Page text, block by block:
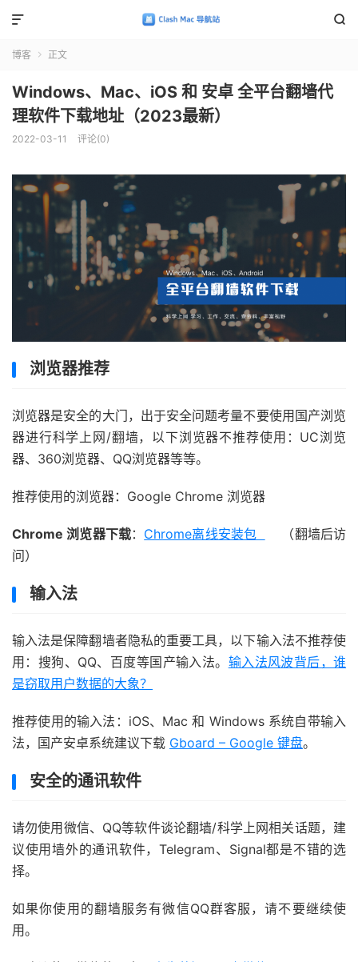


博客  正文
Windows、Mac、iOS 和 安卓 全平台翻墙代
理软件下载地址（2023最新）
2022-03-11 评论(0)
浏览器推荐
浏览器是安全的大门，出于安全问题考量不要使用国产浏览
器进行科学上网/翻墙，以下浏览器不推荐使用：UC浏览
器、360浏览器、QQ浏览器等等。
推荐使用的浏览器：Google Chrome 浏览器
Chrome 浏览器下载： Chrome离线安装包
（翻墙后访
问）
输入法
输入法是保障翻墙者隐私的重要工具，以下输入法不推荐使
用：搜狗、QQ、百度等国产输入法。 输入法风波背后，谁
是窃取用户数据的大象？
推荐使用的输入法：iOS、Mac 和 Windows 系统自带输入
法，国产安卓系统建议下载 Gboard – Google 键盘。
安全的通讯软件
请勿使用微信、QQ等软件谈论翻墙/科学上网相关话题，建
议使用墙外的通讯软件，Telegram、Signal都是不错的选
择。
如果你使用的翻墙服务有微信QQ群客服，请不要继续使
用。